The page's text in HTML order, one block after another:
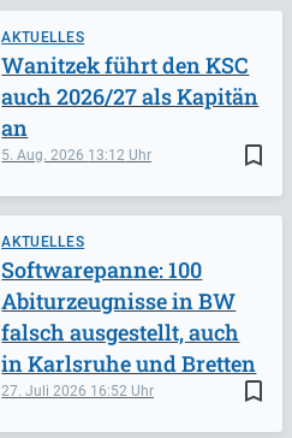
AKTUELLES
bookmark_border
5. Aug. 2026 13:12
Wanitzek führt den KSC
auch 2026/27 als Kapitän
an
AKTUELLES
bookmark_border
27. Juli 2026 16:52
Softwarepanne: 100
Abiturzeugnisse in BW
falsch ausgestellt, auch
in Karlsruhe und Bretten